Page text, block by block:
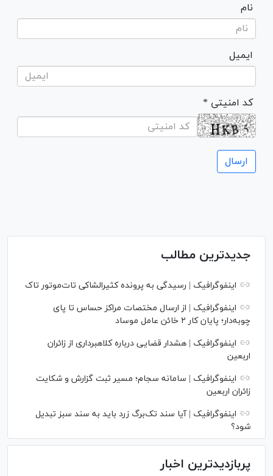
نام
ایمیل
* کد امنیتی
جدیدترین مطالب
اینفوگرافیک | رسیدگی به پرونده کثیرالشاکی تات‌موتور تاک
اینفوگرافیک | از ارسال مختصات مراکز حساس تا پای
چوبه‌دار؛ پایان کار ۲ خائن عامل موساد
اینفوگرافیک | هشدار قضایی درباره کلاهبرداری از زائران
اربعین
اینفوگرافیک | سامانه سجام؛ مسیر ثبت گزارش و شکایت
زائران اربعین
اینفوگرافیک | آیا سند تک‌برگ زرد باید به سند سبز تبدیل
شود؟
پربازدیدترین اخبار